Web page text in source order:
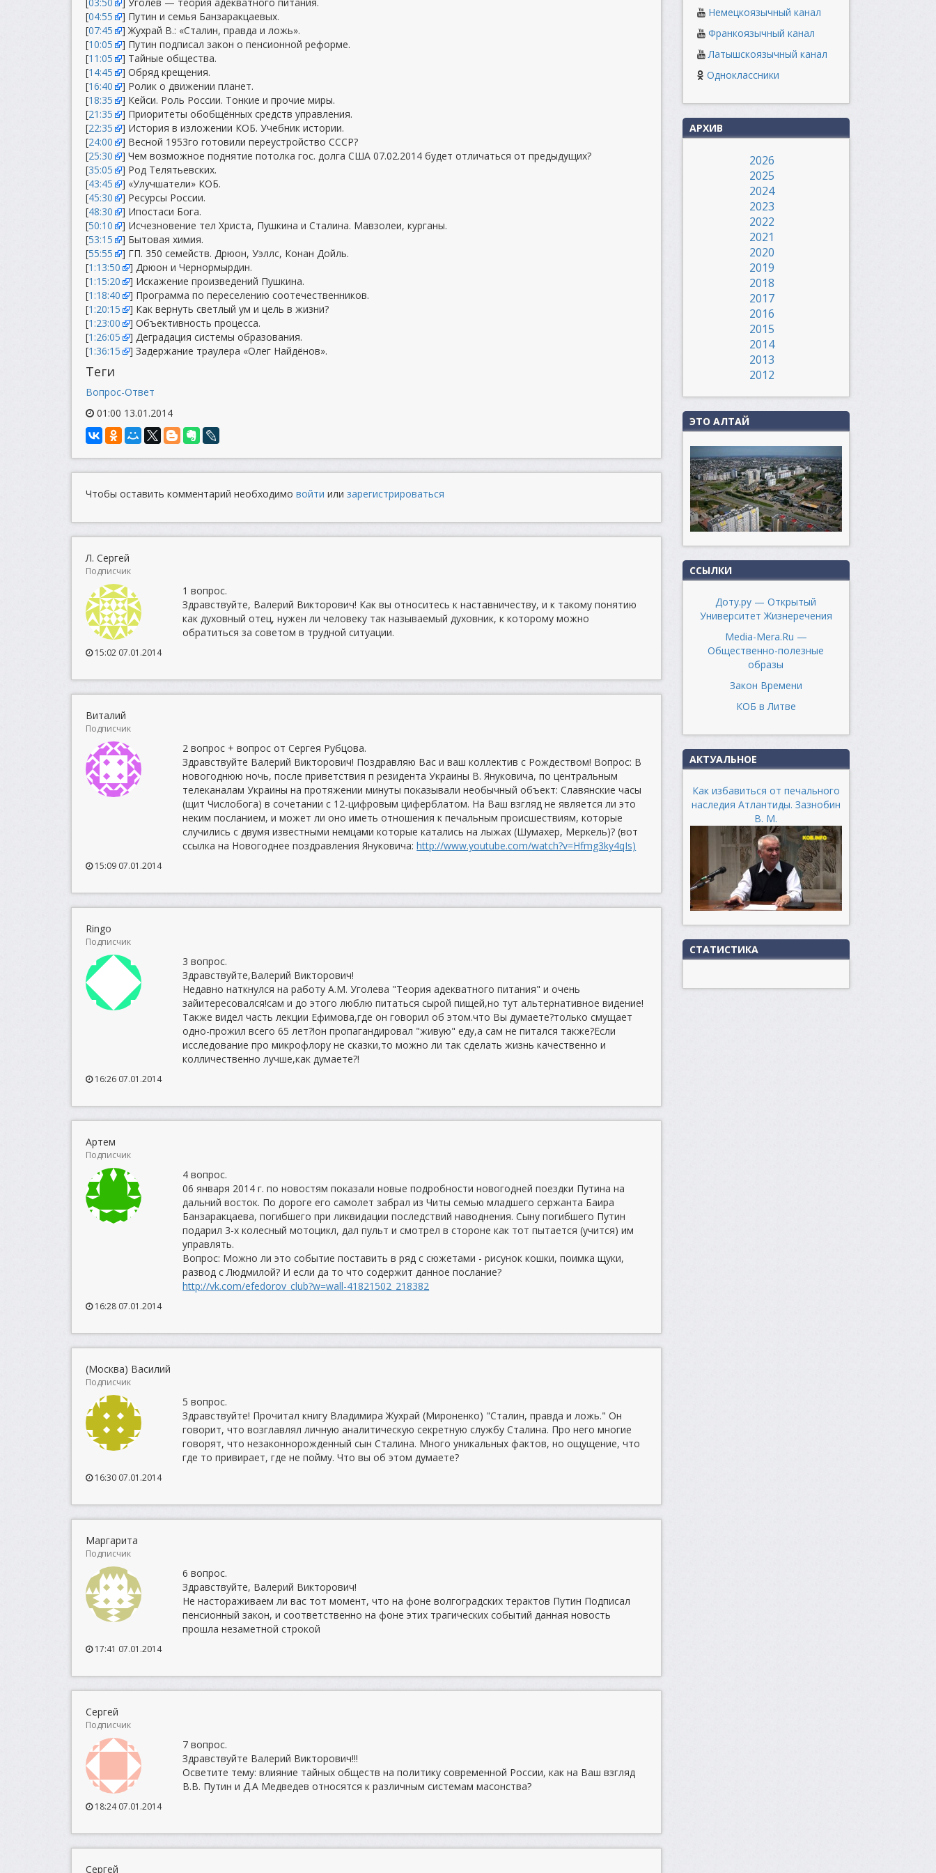
[04:55
] Путин и семья Банзаракцаевых.
[07:45
] Жухрай В.: «Сталин, правда и ложь».
[10:05
] Путин подписал закон о пенсионной реформе.
[11:05
] Тайные общества.
[14:45
] Обряд крещения.
[16:40
] Ролик о движении планет.
[18:35
] Кейси. Роль России. Тонкие и прочие миры.
[21:35
] Приоритеты обобщённых средств управления.
[22:35
] История в изложении КОБ. Учебник истории.
[24:00
] Весной 1953го готовили переустройство СССР?
[25:30
] Чем возможное поднятие потолка гос. долга США 07.02.2014 будет отличаться от предыдущих?
[35:05
] Род Телятьевских.
[43:45
] «Улучшатели» КОБ.
[45:30
] Ресурсы России.
[48:30
] Ипостаси Бога.
[50:10
] Исчезновение тел Христа, Пушкина и Сталина. Мавзолеи, курганы.
[53:15
] Бытовая химия.
[55:55
] ГП. 350 семейств. Дрюон, Уэллс, Конан Дойль.
[1:13:50
] Дрюон и Чернормырдин.
[1:15:20
] Искажение произведений Пушкина.
[1:18:40
] Программа по переселению соотечественников.
[1:20:15
] Как вернуть светлый ум и цель в жизни?
[1:23:00
] Объективность процесса.
[1:26:05
] Деградация системы образования.
[1:36:15 ] Задержание траулера «Олег Найдёнов».
Теги
Вопрос-Ответ
01:00 13.01.2014
Чтобы оставить комментарий необходимо войти или зарегистрироваться
Л. Сергей
Подписчик
1 вопрос.
Здравствуйте, Валерий Викторович! Как вы относитесь к наставничеству, и к такому понятию
как духовный отец, нужен ли человеку так называемый духовник, к которому можно
обратиться за советом в трудной ситуации.
15:02 07.01.2014
Виталий
Подписчик
2 вопрос + вопрос от Сергея Рубцова.
Здравствуйте Валерий Викторович! Поздравляю Вас и ваш коллектив с Рождеством! Вопрос: В
новогоднюю ночь, после приветствия п резидента Украины В. Януковича, по центральным
телеканалам Украины на протяжении минуты показывали необычный объект: Славянские часы
(щит Числобога) в сочетании с 12-цифровым циферблатом. На Ваш взгляд не является ли это
неким посланием, и может ли оно иметь отношения к печальным происшествиям, которые
случились с двумя известными немцами которые катались на лыжах (Шумахер, Меркель)? (вот
ссылка на Новогоднее поздравления Януковича:http://www.youtube.com/watch?v=Hfmg3ky4qIs)
15:09 07.01.2014
Ringo
Подписчик
3 вопрос.
Здравствуйте,Валерий Викторович!
Недавно наткнулся на работу А.М. Уголева "Теория адекватного питания" и очень
зайитересовался!сам и до этого люблю питаться сырой пищей,но тут альтернативное видение!
Также видел часть лекции Ефимова,где он говорил об этом.что Вы думаете?только смущает
одно-прожил всего 65 лет?!он пропагандировал "живую" еду,а сам не питался также?Если
исследование про микрофлору не сказки,то можно ли так сделать жизнь качественно и
колличественно лучше,как думаете?!
16:26 07.01.2014
Артем
Подписчик
4 вопрос.
06 января 2014 г. по новостям показали новые подробности новогодней поездки Путина на
дальний восток. По дороге его самолет забрал из Читы семью младшего сержанта Баира
Банзаракцаева, погибшего при ликвидации последствий наводнения. Сыну погибшего Путин
подарил 3-х колесный мотоцикл, дал пульт и смотрел в стороне как тот пытается (учится) им
управлять.
Вопрос: Можно ли это событие поставить в ряд с сюжетами - рисунок кошки, поимка щуки,
развод с Людмилой? И если да то что содержит данное послание?
http://vk.com/efedorov_club?w=wall-41821502_218382
16:28 07.01.2014
(Москва) Василий
Подписчик
5 вопрос.
Здравствуйте! Прочитал книгу Владимира Жухрай (Мироненко) "Сталин, правда и ложь." Он
говорит, что возглавлял личную аналитическую секретную службу Сталина. Про него многие
говорят, что незаконнорожденный сын Сталина. Много уникальных фактов, но ощущение, что
где то привирает, где не пойму. Что вы об этом думаете?
16:30 07.01.2014
Маргарита
Подписчик
6 вопрос.
Здравствуйте, Валерий Викторович!
Не настораживаем ли вас тот момент, что на фоне волгоградских терактов Путин Подписал
пенсионный закон, и соответственно на фоне этих трагических событий данная новость
прошла незаметной строкой
17:41 07.01.2014
Сергей
Подписчик
7 вопрос.
Здравствуйте Валерий Викторович!!!
Осветите тему: влияние тайных обществ на политику современной России, как на Ваш взгляд
В.В. Путин и Д.А Медведев относятся к различным системам масонства?
18:24 07.01.2014
Сергей
Немецкоязычный канал
Франкоязычный канал
Латышскоязычный канал
Одноклассники
АРХИВ
2026
2025
2024
2023
2022
2021
2020
2019
2018
2017
2016
2015
2014
2013
2012
ЭТО АЛТАЙ
ССЫЛКИ
Доту.ру — Открытый
Университет Жизнеречения
Media-Mera.Ru —
Общественно-полезные
образы
Закон Времени
КОБ в Литве
АКТУАЛЬНОЕ
Как избавиться от печального
наследия Атлантиды. Зазнобин
В. М.
СТАТИСТИКА